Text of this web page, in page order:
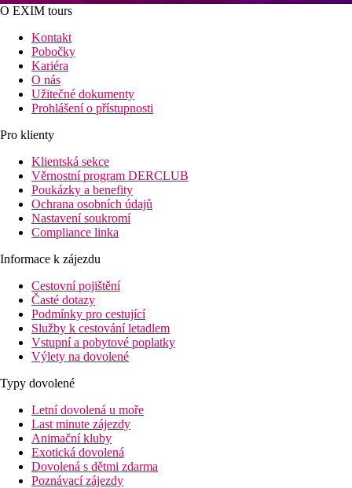
O EXIM tours
Kontakt
Pobočky
Kariéra
O nás
Užitečné dokumenty
Prohlášení o přístupnosti
Pro klienty
Klientská sekce
Věrnostní program DERCLUB
Poukázky a benefity
Ochrana osobních údajů
Nastavení soukromí
Compliance linka
Informace k zájezdu
Cestovní pojištění
Časté dotazy
Podmínky pro cestující
Služby k cestování letadlem
Vstupní a pobytové poplatky
Výlety na dovolené
Typy dovolené
Letní dovolená u moře
Last minute zájezdy
Animační kluby
Exotická dovolená
Dovolená s dětmi zdarma
Poznávací zájezdy